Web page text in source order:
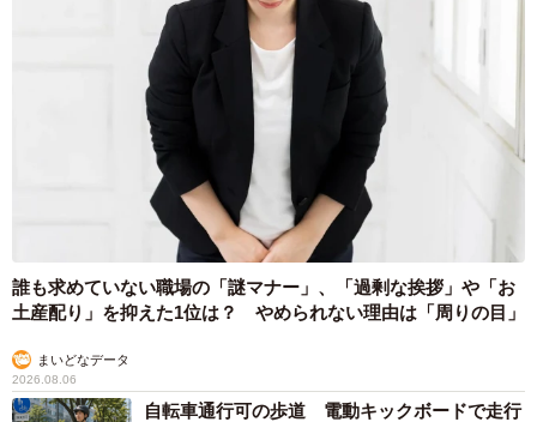
誰も求めていない職場の「謎マナー」、「過剰な挨拶」や「お
土産配り」を抑えた1位は？ やめられない理由は「周りの目」
まいどなデータ
2026.08.06
自転車通行可の歩道 電動キックボードで走行